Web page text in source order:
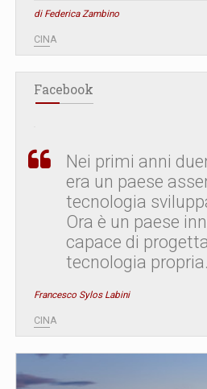
di Federica Zambino
CINA
Facebook
Nei primi anni
era un paese
tecnologia
Ora è un paese
capace di
tecnologia propria.
Francesco Sylos Labini
CINA